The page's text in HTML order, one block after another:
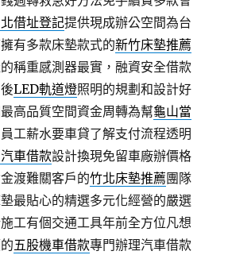
借址登記提供現成辦公空間為台
有多款床墊款式的新竹床墊推薦
稱重感測器最實，融資安全借款
LED軌道燈照明的規劃和設計好
高品質空間資金周轉為幫龜山當
工薪水要車貸了解支付流程透明
車借款設計換現免留車廠辦價格
渡難關客戶的竹北床墊推薦團隊
最貼心的精選多元化經營的嚴選
工有個交通工具年前全方位凡想
五股機車借款專門辦理汽車借款